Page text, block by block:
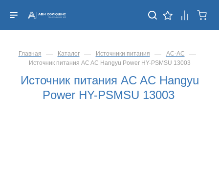
Главная — Каталог — Источники питания — AC-AC —
Источник питания AC AC Hangyu Power HY-PSMSU 13003
Источник питания AC AC Hangyu
Power HY-PSMSU 13003